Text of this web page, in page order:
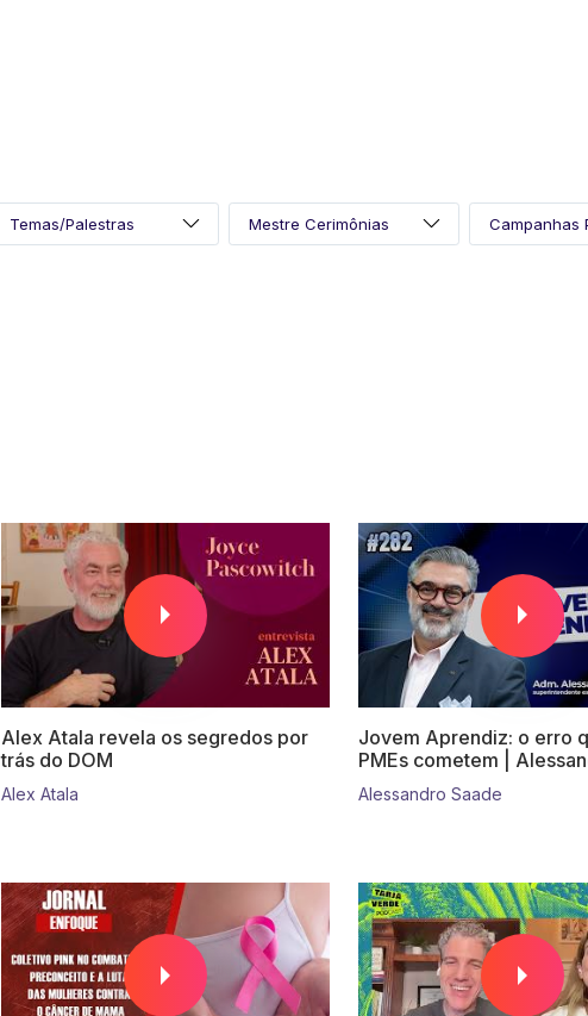
Alex Atala revela os segredos por
trás do DOM
Alex Atala
Jovem Aprendiz: o erro
PMEs cometem |
Alessandro Saade